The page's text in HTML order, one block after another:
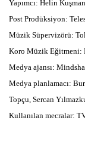
Yapımcı: Helin Kuşman
Post Prodüksiyon:
Müzik Süpervizörü:
Koro Müzik Eğitmeni:
Medya ajansı:
Medya planlamacı:
Topçu, Sercan
Kullanılan mecralar: